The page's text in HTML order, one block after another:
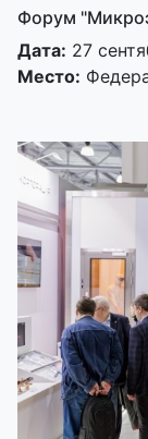
Форум
Дата: 27
Место: